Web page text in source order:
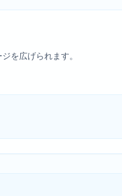
を広げられます。